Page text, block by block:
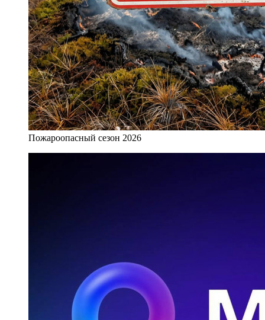
Пожароопасный сезон 2026